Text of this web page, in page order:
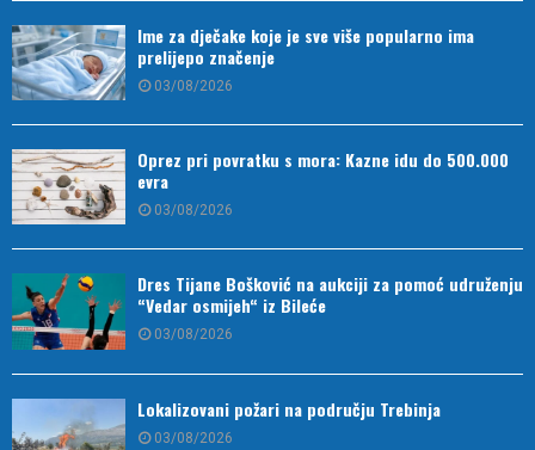
Ime za dječake koje je sve više popularno ima
prelijepo značenje
03/08/2026
Oprez pri povratku s mora: Kazne idu do 500.000
evra
03/08/2026
Dres Tijane Bošković na aukciji za pomoć udruženju
“Vedar osmijeh“ iz Bileće
03/08/2026
Lokalizovani požari na području Trebinja
03/08/2026